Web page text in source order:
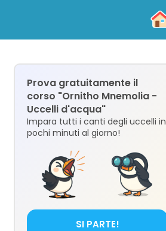
Prova gratuitamente il
corso "Ornitho Mnemolia -
Uccelli d'acqua"
Impara tutti i canti degli uccelli in
pochi minuti al giorno!
SI PARTE!